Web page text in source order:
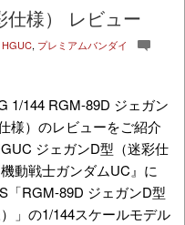
仕様） レビュー
HGUC, プレミアムバンダイ c
1/144 RGM-89D ジェガン
様）のレビューをご紹介
ジェガンD型（迷彩仕
動戦士ガンダムUC』に
「RGM-89D ジェガンD型
）」の1/144スケールモデル